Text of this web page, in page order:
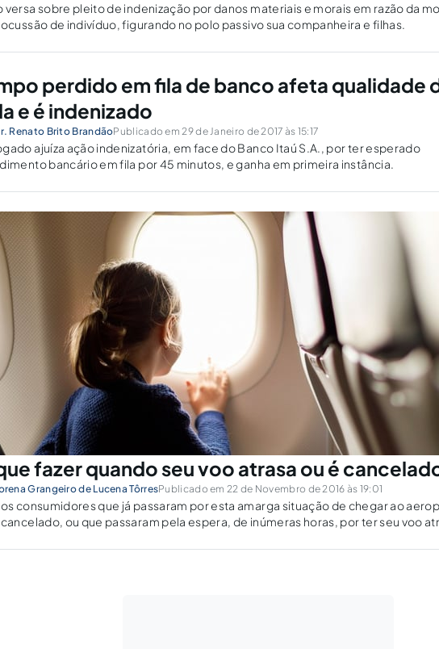
versa sobre pleito de indenização por danos materiais e morais em razão da
de indivíduo, figurando no polo passivo sua companheira e filhas.
perdido em fila de banco afeta qualidade
e é indenizado
Renato Brito BrandãoPublicado em 29 de Janeiro de 2017 às 15:17
ajuíza ação indenizatória, em face do Banco Itaú S.A., por ter esperado
bancário em fila por 45 minutos, e ganha em primeira instância.
fazer quando seu voo atrasa ou é
Grangeiro de Lucena TôrresPublicado em 22 de Novembro de 2016 às 19:01
os consumidores que já passaram por esta amarga situação de chegar ao
ou que passaram pela espera, de inúmeras horas, por ter seu voo